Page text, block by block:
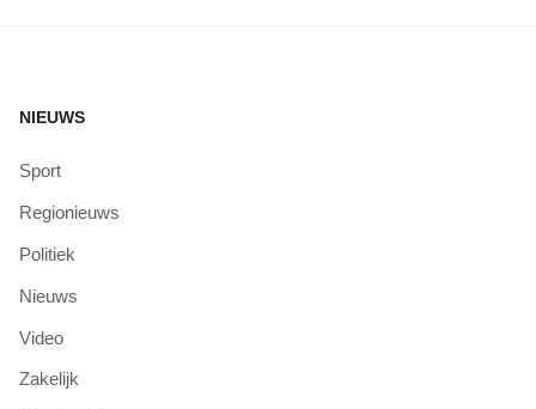
NIEUWS
Sport
Regionieuws
Politiek
Nieuws
Video
Zakelijk